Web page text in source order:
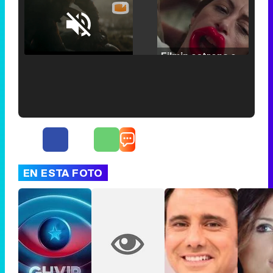
Unmute /
Loaded
25.30%
Tráiler de '33 días', la nueva serie de Atresplayer con Julián Villagrán y José Manuel Poga
Tráiler en catalán de 'Ravalear', la nueva serie de HBO Max sobre los fondos buitre
EN ESTA FOTO